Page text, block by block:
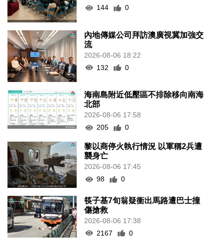
144
0
內地傳媒公司拜訪澳廣視冀加強交
流
2026-08-06 18:22
132
0
海南島附近低壓區不排除移向南海
北部
2026-08-06 17:58
205
0
黎以商停火執行情況 以軍稱2兵遭
襲身亡
2026-08-06 17:45
98
0
筷子基7旬翁疑衝出馬路遭巴士撞
傷搶救
2026-08-06 17:38
2167
0